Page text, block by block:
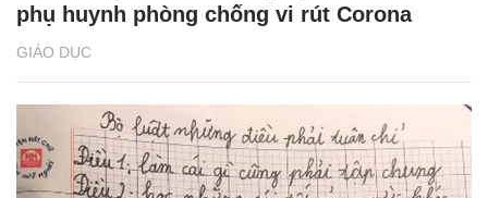
GIÁO DỤC
phụ huynh phòng chống vi rút Corona